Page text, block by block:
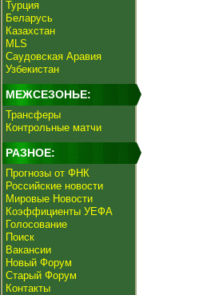
Турция
Беларусь
Казахстан
MLS
Саудовская Аравия
Узбекистан
МЕЖСЕЗОНЬЕ:
Трансферы
Контрольные матчи
РАЗНОЕ:
Прогнозы от ФНК
Российские новости
Мировые Новости
Коэффициенты УЕФА
Голосование
Поиск
Вакансии
Новый Форум
Старый Форум
Контакты